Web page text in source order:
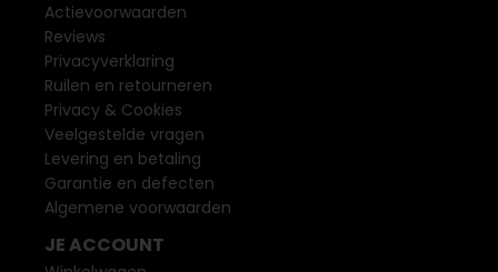
Actievoorwaarden
Reviews
Privacyverklaring
Ruilen en retourneren
Privacy & Cookies
Veelgestelde vragen
Levering en betaling
Garantie en defecten
Algemene voorwaarden
JE ACCOUNT